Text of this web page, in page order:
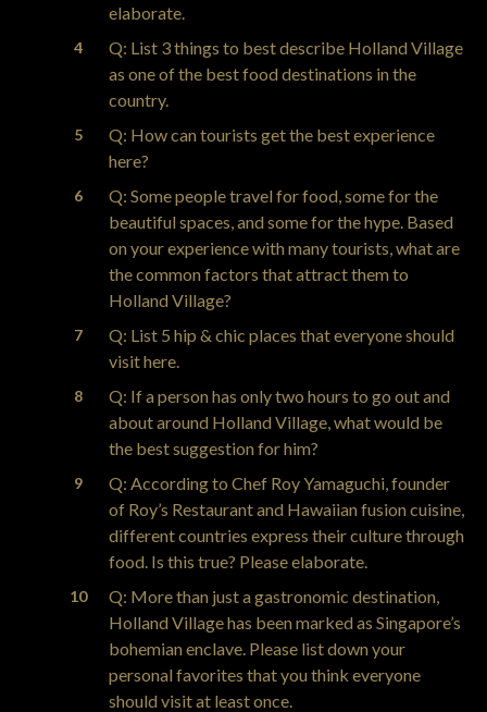
elaborate.
Q: List 3 things to best describe Holland Village
as one of the best food destinations in the
country.
Q: How can tourists get the best experience
here?
Q: Some people travel for food, some for the
beautiful spaces, and some for the hype. Based
on your experience with many tourists, what are
the common factors that attract them to
Holland Village?
Q: List 5 hip & chic places that everyone should
visit here.
Q: If a person has only two hours to go out and
about around Holland Village, what would be
the best suggestion for him?
Q: According to Chef Roy Yamaguchi, founder
of Roy’s Restaurant and Hawaiian fusion cuisine,
different countries express their culture through
food. Is this true? Please elaborate.
Q: More than just a gastronomic destination,
Holland Village has been marked as Singapore’s
bohemian enclave. Please list down your
personal favorites that you think everyone
should visit at least once.